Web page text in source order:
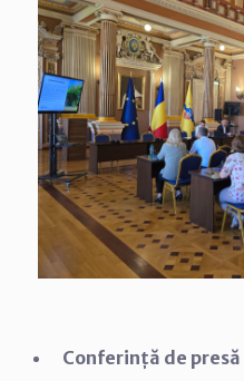
Conferință de presă